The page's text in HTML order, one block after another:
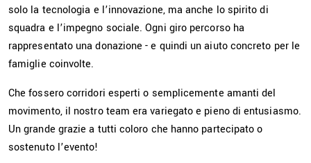
solo la tecnologia e l’innovazione, ma anche lo spirito di
squadra e l’impegno sociale. Ogni giro percorso ha
rappresentato una donazione - e quindi un aiuto concreto per le
famiglie coinvolte.
Che fossero corridori esperti o semplicemente amanti del
movimento, il nostro team era variegato e pieno di entusiasmo.
Un grande grazie a tutti coloro che hanno partecipato o
sostenuto l’evento!